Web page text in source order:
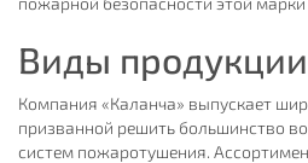
Виды продукции
Компания «Каланча» выпускает
призванной решить большинство
систем пожаротушения.